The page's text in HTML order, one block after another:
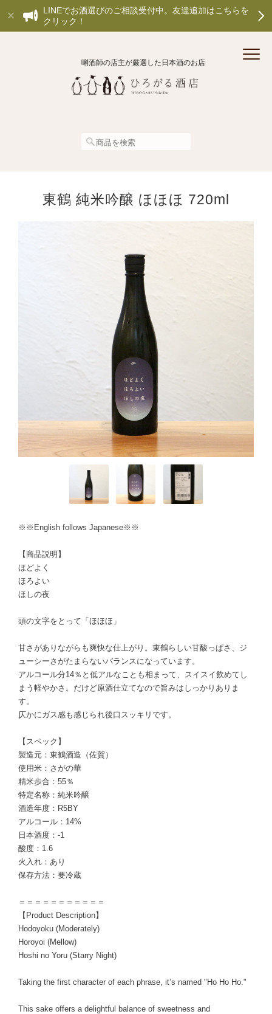
LINEでお酒選びのご相談受付中。友達追加はこちらを
クリック！
唎酒師の店主が厳選した日本酒のお店
東鶴 純米吟醸 ほほほ 720ml
※※English follows Japanese※※
【商品説明】
ほどよく
ほろよい
ほしの夜
頭の文字をとって「ほほほ」
甘さがありながらも爽快な仕上がり。東鶴らしい甘酸っぱさ、ジ
ューシーさがたまらないバランスになっています。
アルコール分14％と低アルなことも相まって、スイスイ飲めてし
まう軽やかさ。だけど原酒仕立てなので旨みはしっかりありま
す。
仄かにガス感も感じられ後口スッキリです。
【スペック】
製造元：東鶴酒造（佐賀）
使用米：さがの華
精米歩合：55％
特定名称：純米吟醸
酒造年度：R5BY
アルコール：14%
日本酒度：-1
酸度：1.6
火入れ：あり
保存方法：要冷蔵
＝＝＝＝＝＝＝＝＝＝＝
【Product Description】
Hodoyoku (Moderately)
Horoyoi (Mellow)
Hoshi no Yoru (Starry Night)
Taking the first character of each phrase, it’s named "Ho Ho Ho."
This sake offers a delightful balance of sweetness and